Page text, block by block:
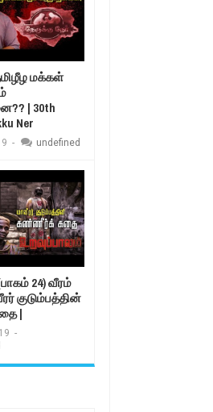
மக்கள்
| 30th
Ner
- undefined
24) வீரம்
குடும்பத்தின்
|
-